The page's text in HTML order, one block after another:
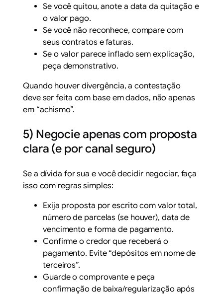
Se você quitou, anote a data da quitação e
o valor pago.
Se você não reconhece, compare com
seus contratos e faturas.
Se o valor parece inflado sem explicação,
peça demonstrativo.
Quando houver divergência, a contestação
deve ser feita com base em dados, não apenas
em “achismo”.
5) Negocie apenas com proposta
clara (e por canal seguro)
Se a dívida for sua e você decidir negociar, faça
isso com regras simples:
Exija proposta por escrito com valor total,
número de parcelas (se houver), data de
vencimento e forma de pagamento.
Confirme o credor que receberá o
pagamento. Evite “depósitos em nome de
terceiros”.
Guarde o comprovante e peça
confirmação de baixa/regularização após